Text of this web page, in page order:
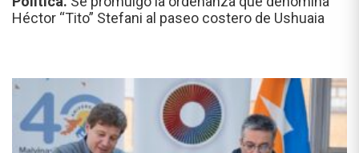
Héctor “Tito” Stefani al paseo costero de Ushuaia